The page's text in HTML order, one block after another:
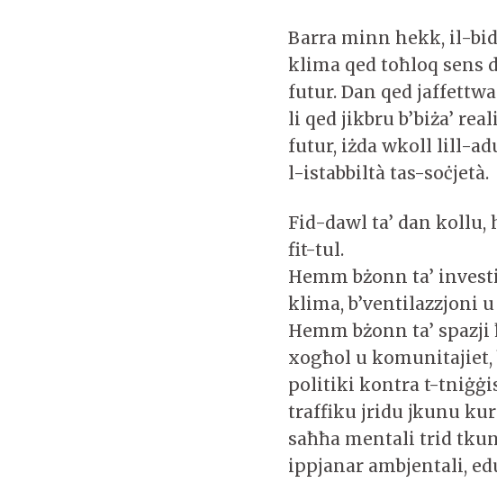
Barra minn hekk, il-
klima qed toħloq sens
futur. Dan qed
li qed jikbru b’biża’
futur, iżda wkoll lill-
l-istabbiltà tas-soċjetà.
Fid-dawl ta’ dan
fit-tul.
Hemm bżonn ta’
klima, b’ventilazzjoni
Hemm bżonn ta’
xogħol u
politiki kontra t-
traffiku jridu jkunu
saħħa mentali trid
ippjanar ambjentali,